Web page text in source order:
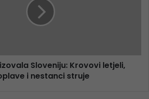
Sloveniju: Krovovi letjeli,
i nestanci struje